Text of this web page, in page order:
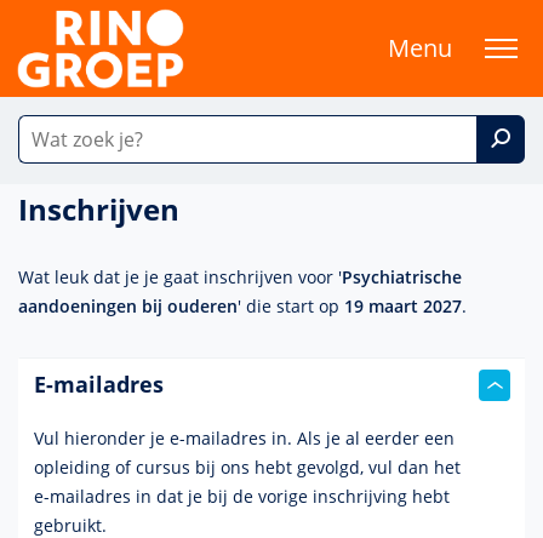
Menu
Inschrijven
Wat leuk dat je je gaat inschrijven voor 'Psychiatrische
aandoeningen bij ouderen' die start op 19 maart 2027.
E-mailadres
Vul hieronder je e-mailadres in. Als je al eerder een
opleiding of cursus bij ons hebt gevolgd, vul dan het
e-mailadres in dat je bij de vorige inschrijving hebt
gebruikt.